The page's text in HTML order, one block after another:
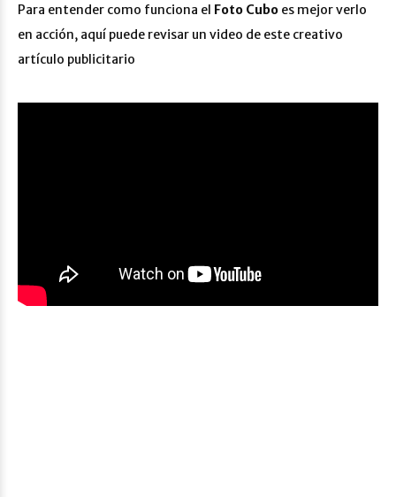
Para entender como funciona el Foto Cubo es mejor verlo
en acción, aquí puede revisar un video de este creativo
artículo publicitario